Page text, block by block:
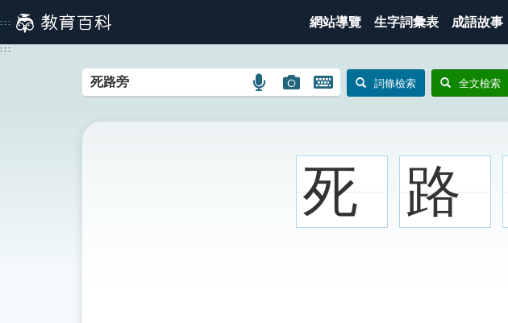
到
主
::: 網站導覽 生字詞彙表 成語故事
:::
語
搜
圖
搜
圖
開
鍵
圖
示
詞條檢索 全文檢索
死 路